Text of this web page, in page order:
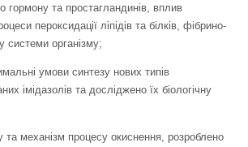
гормону та простагландинів, вплив
пероксидації ліпідів та білків, фібрино-
системи організму;
умови синтезу нових типів
імідазолів та досліджено їх біологічну
та механізм процесу окиснення, розроблено